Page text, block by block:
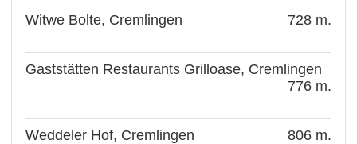
Witwe Bolte, Cremlingen 728 m.
Gaststätten Restaurants Grilloase, Cremlingen
776 m.
Weddeler Hof, Cremlingen 806 m.